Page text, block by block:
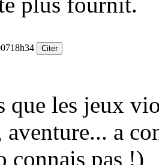
18h34 Citer
que les jeux
aventure... a
connais pas !)